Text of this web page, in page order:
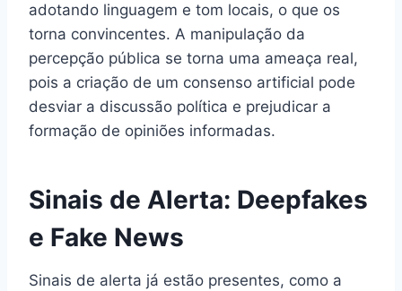
adotando linguagem e tom locais, o que os
torna convincentes. A manipulação da
percepção pública se torna uma ameaça real,
pois a criação de um consenso artificial pode
desviar a discussão política e prejudicar a
formação de opiniões informadas.
Sinais de Alerta: Deepfakes
e Fake News
Sinais de alerta já estão presentes, como a